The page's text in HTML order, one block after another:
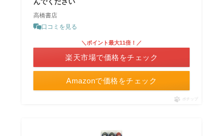
高橋書店
口コミを見る
Amazonで価格をチェック
＼ポイント最大11倍！／
楽天市場で価格をチェック
ポチップ